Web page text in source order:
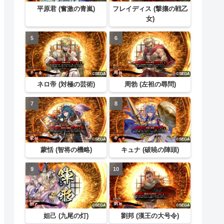
平原君 (奮激の青嵐)
フレイディス (撃攘の戦乙
女)
ネロ帝 (対極の芸術) 周勃 (左袒の尋問)
蒙恬 (智将の機略) キュナ (破暁の陣頭)
妲己 (九尾の灯) 劉邦 (漢王の大号令)